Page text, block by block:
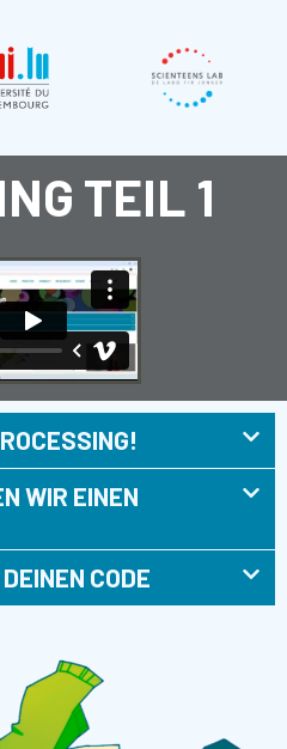
TEIL 1
WIR EINEN
CODE